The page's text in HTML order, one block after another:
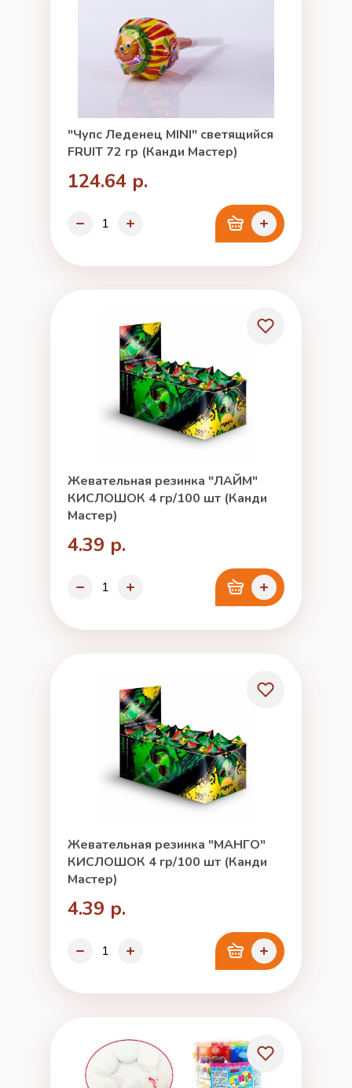
"Чупс Леденец MINI" светящийся
FRUIT 72 гр (Канди Мастер)
124.64 р.
Жевательная резинка "ЛАЙМ"
КИСЛОШОК 4 гр/100 шт (Канди
Мастер)
4.39 р.
Жевательная резинка "МАНГО"
КИСЛОШОК 4 гр/100 шт (Канди
Мастер)
4.39 р.